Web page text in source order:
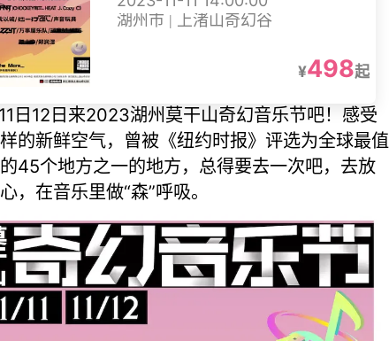
湖州市 | 上渚山奇幻谷
¥498起
日12日来2023湖州莫干山奇幻音乐节吧！感受
的新鲜空气，曾被《纽约时报》评选为全球最值
45个地方之一的地方，总得要去一次吧，去放
，在音乐里做“森”呼吸。